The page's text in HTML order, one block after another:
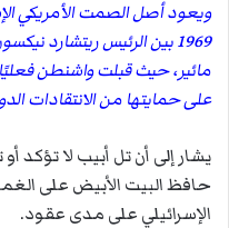
ويعود أصل الصمت الأمريكي
1969 بين الرئيس
ريتشارد
مائير، حيث قبلت واشنطن
على حمايتها من الانتقادات
يشار إلى أن تل أبيب لا تؤكد
حافظ البيت الأبيض على
الإسرائيلي على مدى عقود.